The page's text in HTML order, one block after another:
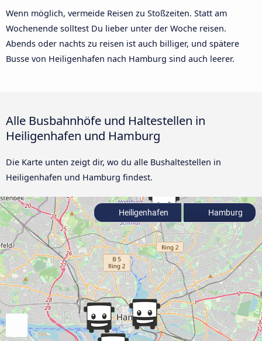
Wenn möglich, vermeide Reisen zu Stoßzeiten. Statt am
Wochenende solltest Du lieber unter der Woche reisen.
Abends oder nachts zu reisen ist auch billiger, und spätere
Busse von Heiligenhafen nach Hamburg sind auch leerer.
Alle Busbahnhöfe und Haltestellen in
Heiligenhafen und Hamburg
Die Karte unten zeigt dir, wo du alle Bushaltestellen in
Heiligenhafen und Hamburg findest.
Heiligenhafen Hamburg